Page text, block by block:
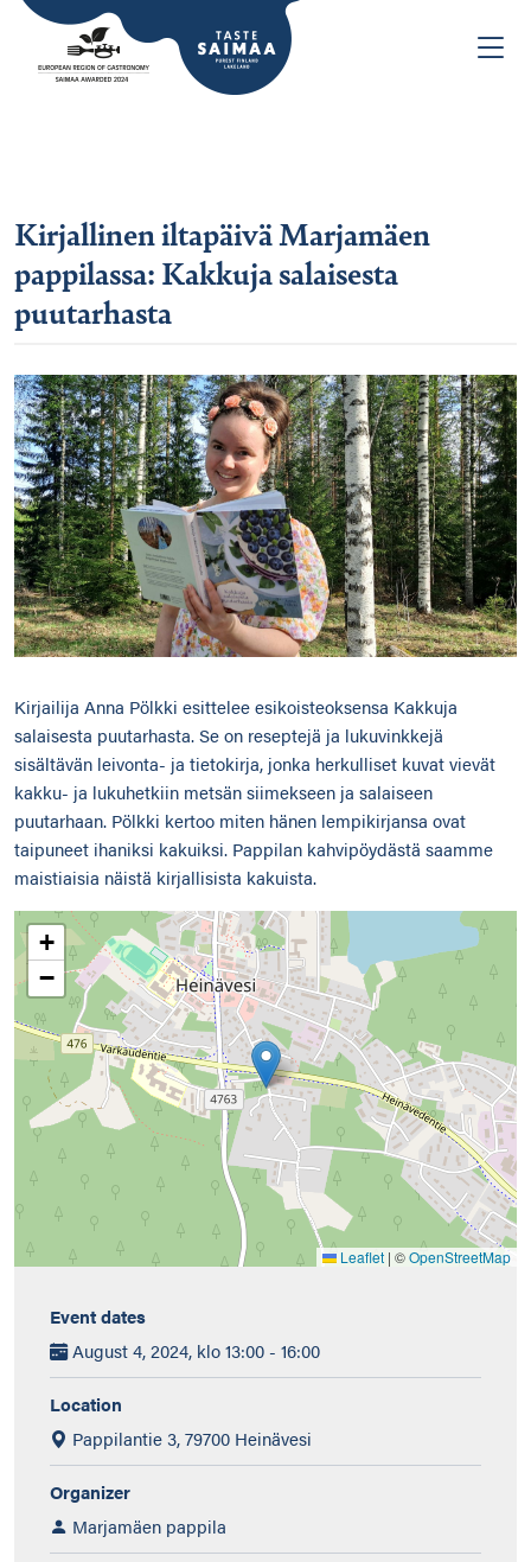
Kirjallinen iltapäivä Marjamäen
pappilassa: Kakkuja salaisesta
puutarhasta
Kirjailija Anna Pölkki esittelee esikoisteoksensa Kakkuja
salaisesta puutarhasta. Se on reseptejä ja lukuvinkkejä
sisältävän leivonta- ja tietokirja, jonka herkulliset kuvat vievät
kakku- ja lukuhetkiin metsän siimekseen ja salaiseen
puutarhaan. Pölkki kertoo miten hänen lempikirjansa ovat
taipuneet ihaniksi kakuiksi. Pappilan kahvipöydästä saamme
maistiaisia näistä kirjallisista kakuista.
+
−
Leaflet | ©OpenStreetMap
Event dates
August 4, 2024, klo 13:00 - 16:00
Location
Pappilantie 3, 79700 Heinävesi
Organizer
Marjamäen pappila